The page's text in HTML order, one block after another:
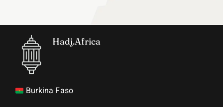
Hadj.Africa
Burkina Faso